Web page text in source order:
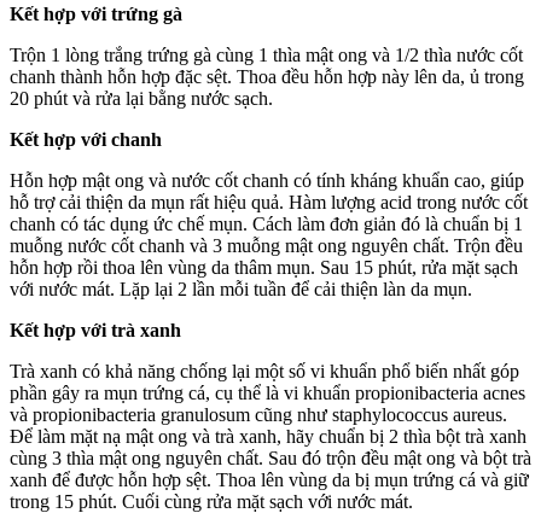
Kết hợp với trứng gà
Trộn 1 lòng trắng trứng gà cùng 1 thìa mật ong và 1/2 thìa nước cốt
chanh thành hỗn hợp đặc sệt. Thoa đều hỗn hợp này lên da, ủ trong
20 phút và rửa lại bằng nước sạch.
Kết hợp với chanh
Hỗn hợp mật ong và nước cốt chanh có tính kháng khuẩn cao, giúp
hỗ trợ cải thiện da mụn rất hiệu quả. Hàm lượng acid trong nước cốt
chanh có tác dụng ức chế mụn. Cách làm đơn giản đó là chuẩn bị 1
muỗng nước cốt chanh và 3 muỗng mật ong nguyên chất. Trộn đều
hỗn hợp rồi thoa lên vùng da thâm mụn. Sau 15 phút, rửa mặt sạch
với nước mát. Lặp lại 2 lần mỗi tuần để cải thiện làn da mụn.
Kết hợp với trà xanh
Trà xanh có khả năng chống lại một số vi khuẩn phổ biến nhất góp
phần gây ra mụn trứng cá, cụ thể là vi khuẩn propionibacteria acnes
và propionibacteria granulosum cũng như staphylococcus aureus.
Để làm mặt nạ mật ong và trà xanh, hãy chuẩn bị 2 thìa bột trà xanh
cùng 3 thìa mật ong nguyên chất. Sau đó trộn đều mật ong và bột trà
xanh để được hỗn hợp sệt. Thoa lên vùng da bị mụn trứng cá và giữ
trong 15 phút. Cuối cùng rửa mặt sạch với nước mát.